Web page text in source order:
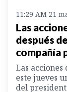
11:29 AM 21
Las
después
compañía
Las
este jueves
del